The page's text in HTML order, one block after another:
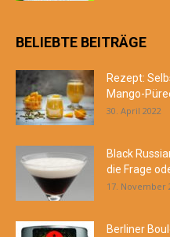
BELIEBTE BEITRÄGE
Rezept:
Mango-
30. April 2022
Black
die Frage
17. November
Berliner